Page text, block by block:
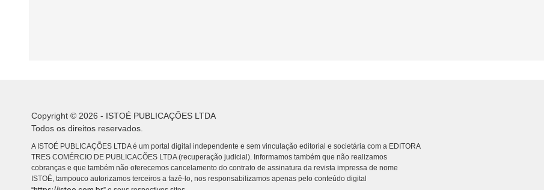
Copyright © 2026 - ISTOÉ PUBLICAÇÕES LTDA
Todos os direitos reservados.
A ISTOÉ PUBLICAÇÕES LTDA é um portal digital independente e sem vinculação editorial e societária com a EDITORA
TRES COMÉRCIO DE PUBLICACÕES LTDA (recuperação judicial). Informamos também que não realizamos
cobranças e que também não oferecemos cancelamento do contrato de assinatura da revista impressa de nome
ISTOÉ, tampouco autorizamos terceiros a fazê-lo, nos responsabilizamos apenas pelo conteúdo digital